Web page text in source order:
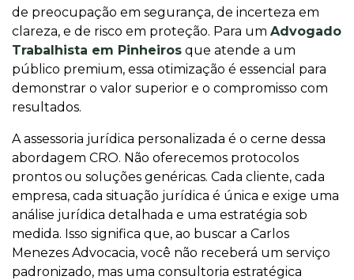
de preocupação em segurança, de incerteza em
clareza, e de risco em proteção. Para um Advogado
Trabalhista em Pinheiros que atende a um
público premium, essa otimização é essencial para
demonstrar o valor superior e o compromisso com
resultados.
A assessoria jurídica personalizada é o cerne dessa
abordagem CRO. Não oferecemos protocolos
prontos ou soluções genéricas. Cada cliente, cada
empresa, cada situação jurídica é única e exige uma
análise jurídica detalhada e uma estratégia sob
medida. Isso significa que, ao buscar a Carlos
Menezes Advocacia, você não receberá um serviço
padronizado, mas uma consultoria estratégica